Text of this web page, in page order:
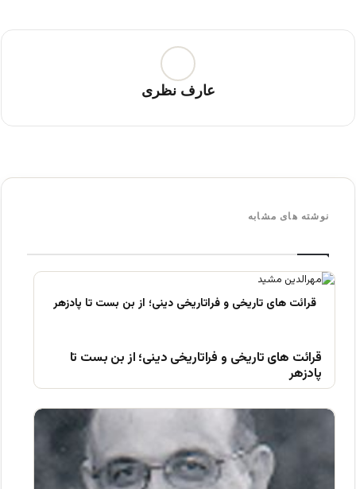
عارف نظری
نوشته های مشابه
قرائت های تاریخی و فراتاریخی دینی؛ از بن بست تا
پادزهر